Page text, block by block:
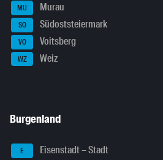
MU Murau
SO Südoststeiermark
VO Voitsberg
WZ Weiz
Burgenland
E Eisenstadt – Stadt